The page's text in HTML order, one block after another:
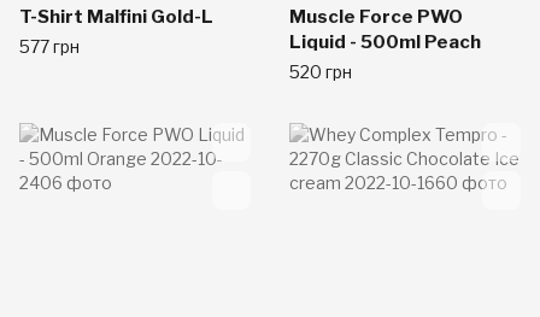
T-Shirt Malfini Gold-L
577 грн
Muscle Force PWO
Liquid - 500ml Peach
520 грн